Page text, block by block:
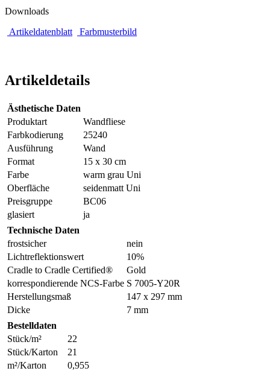
Downloads
Artikeldatenblatt
Farbmusterbild
Artikeldetails
Ästhetische Daten
Produktart
Wandfliese
Farbkodierung
25240
Ausführung
Wand
Format
15 x 30 cm
Farbe
warm grau Uni
Oberfläche
seidenmatt Uni
Preisgruppe
BC06
glasiert
ja
Technische Daten
frostsicher
nein
Lichtreflektionswert
10%
Cradle to Cradle Certified®
Gold
korrespondierende NCS-Farbe S 7005-Y20R
Herstellungsmaß
147 x 297 mm
Dicke
7 mm
Bestelldaten
Stück/m²
22
Stück/Karton
21
m²/Karton
0,955